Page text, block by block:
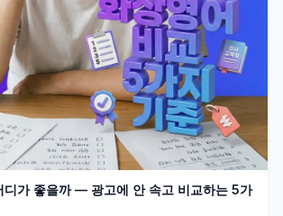
디가 좋을까 — 광고에 안 속고 비교하는 5가